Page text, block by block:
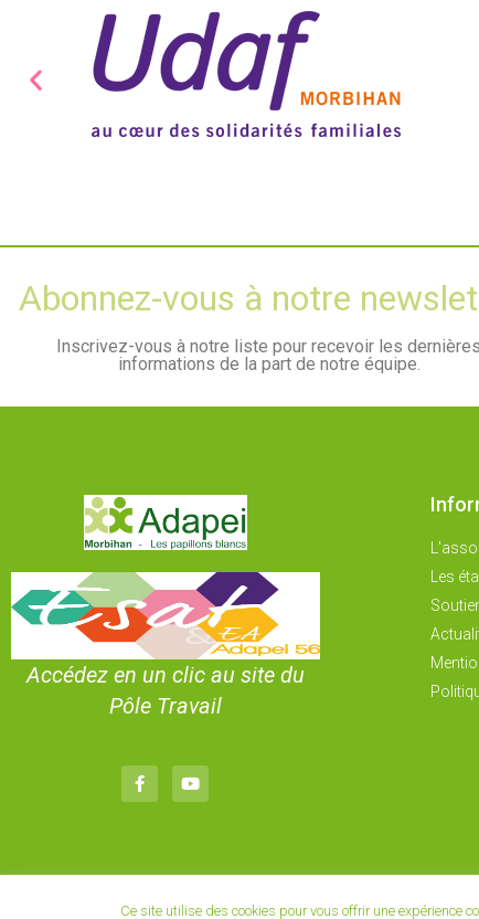
Abonnez-vous à notre
Inscrivez-vous à notre liste pour recevoir les dernières
informations de la part de notre équipe.
Accédez en un clic au site du
Pôle Travail
Les
Ce site utilise des cookies pour vous offrir une expérience